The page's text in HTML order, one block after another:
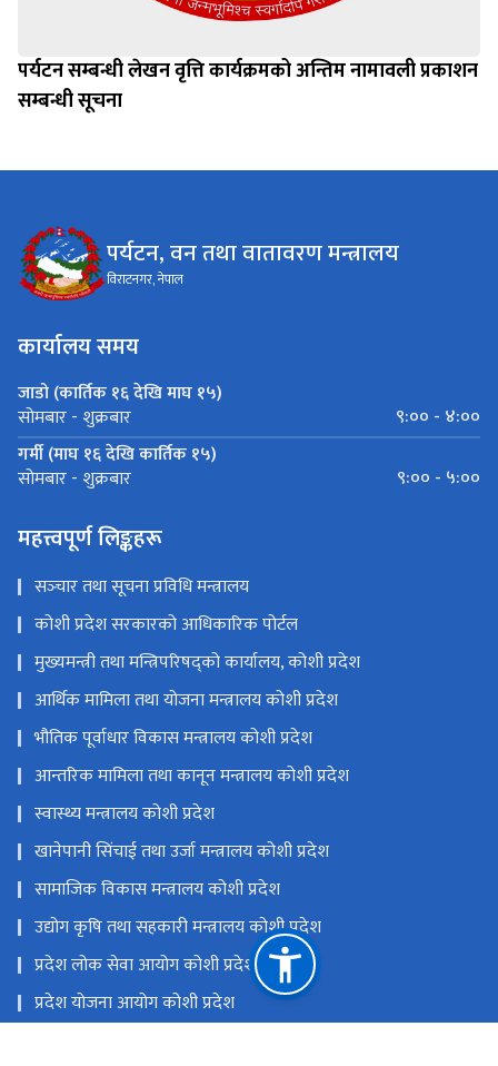
पर्यटन सम्बन्धी लेखन वृत्ति कार्यक्रमको अन्तिम नामावली प्रकाशन
सम्बन्धी सूचना
पर्यटन, वन तथा वातावरण मन्त्रालय
विराटनगर, नेपाल
कार्यालय समय
जाडो (कार्तिक १६ देखि माघ १५)
सोमबार - शुक्रबार
९:०० - ४:००
गर्मी (माघ १६ देखि कार्तिक १५)
सोमबार - शुक्रबार ९:०० - ५:००
महत्त्वपूर्ण लिङ्कहरू
सञ्‍चार तथा सूचना प्रविधि मन्त्रालय
कोशी प्रदेश सरकारको आधिकारिक पोर्टल
मुख्यमन्त्री तथा मन्त्रिपरिषद्को कार्यालय, कोशी प्रदेश
आर्थिक मामिला तथा योजना मन्त्रालय कोशी प्रदेश
भौतिक पूर्वाधार विकास मन्त्रालय कोशी प्रदेश
आन्तरिक मामिला तथा कानून मन्त्रालय कोशी प्रदेश
स्वास्थ्य मन्त्रालय कोशी प्रदेश
खानेपानी सिंचाई तथा उर्जा मन्त्रालय कोशी प्रदेश
सामाजिक विकास मन्त्रालय कोशी प्रदेश
उद्योग कृषि तथा सहकारी मन्त्रालय कोशी प्रदेश
प्रदेश लोक सेवा आयोग कोशी प्रदेश
प्रदेश योजना आयोग कोशी ‍प्रदेश